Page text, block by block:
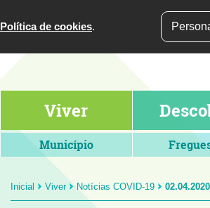
Política de cookies.
Viver
Município
Inicial Viver Notícias COVID-19